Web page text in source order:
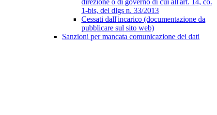
direzione o di governo di cui all'art. 14, co.
1-bis, del dlgs n. 33/2013
Cessati dall'incarico (documentazione da
pubblicare sul sito web)
Sanzioni per mancata comunicazione dei dati